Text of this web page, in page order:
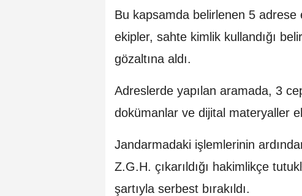
Bu kapsamda belirlenen 5 adrese
ekipler, sahte kimlik kullandığı
gözaltına aldı.
Adreslerde yapılan aramada, 3
dokümanlar ve dijital materyaller
Jandarmadaki işlemlerinin
Z.G.H. çıkarıldığı hakimlikçe
şartıyla serbest bırakıldı.